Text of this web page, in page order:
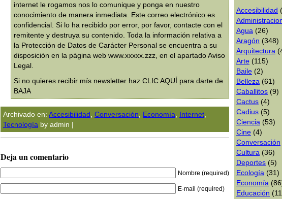
internet le rogamos nos lo comunique y ponga en nuestro
conocimiento de manera inmediata. Este correo electrónico es
confidencial. Si lo ha recibido por error, por favor, contacte con el
remitente y destruya su contenido. Toda la información relativa a
la Protección de Datos de Carácter Personal se encuentra a su
disposición en la página web www.xxxxx.zzz, en el apartado Aviso
Legal.
Si no quieres recibir mís newsletter haz CLIC AQUÍ para darte de
BAJA
Archivado en: Accesibilidad Conversación Economía Internet
Tecnologí­a by admin |
Deja un comentario
Nombre (required)
E-mail (required)
Accesibilidad
Agua (26)
Aragón (348)
Arquitectura
Arte (115)
Baile (2)
Belleza (61)
Caballitos (9)
Cactus (4)
Cadius (5)
Ciencia (53)
Cine (4)
Conversación
Cultura (36)
Deportes (5)
Ecologí­a (31)
Economía
Educación